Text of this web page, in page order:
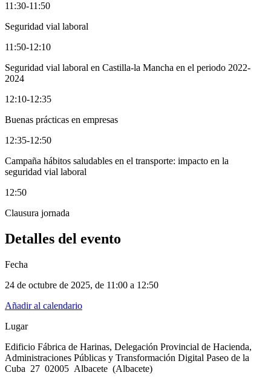
11:30-11:50
Seguridad vial laboral
11:50-12:10
Seguridad vial laboral en Castilla-la Mancha en el periodo 2022-
2024
12:10-12:35
Buenas prácticas en empresas
12:35-12:50
Campaña hábitos saludables en el transporte: impacto en la
seguridad vial laboral
12:50
Clausura jornada
Detalles del evento
Fecha
24 de octubre de 2025, de 11:00 a 12:50
Añadir al calendario
Lugar
Edificio Fábrica de Harinas, Delegación Provincial de Hacienda,
Administraciones Públicas y Transformación Digital​ Paseo de la
Cuba 27 02005 Albacete (Albacete)